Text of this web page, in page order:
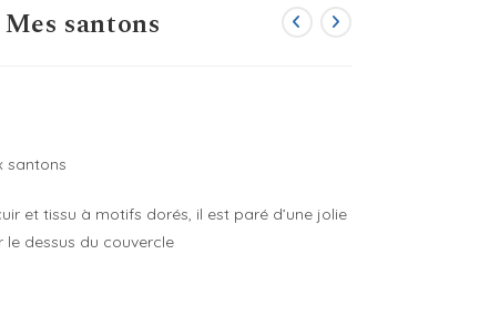
santons
santons
et tissu à motifs dorés, il est paré d’une jolie
le dessus du couvercle